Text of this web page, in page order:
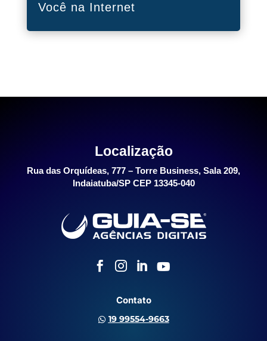
Você na Internet
Localização
Rua das Orquídeas, 777 – Torre Business, Sala 209,
Indaiatuba/SP CEP 13345-040
   
Contato
 19 99554-9663